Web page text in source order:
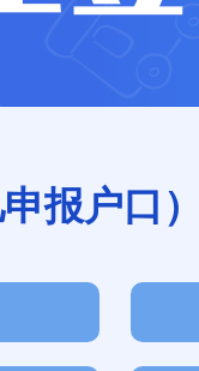
报户口